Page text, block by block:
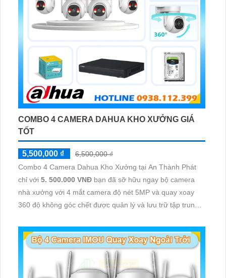
COMBO 4 CAMERA DAHUA KHO XƯỞNG GIÁ
TỐT
5,500,000 ₫
6,500,000 ₫
Combo 4 Camera Dahua Kho Xưởng tại An Thành Phát
chỉ với 5. 500.000 VNĐ bạn đã sỡ hữu ngay bộ camera
nhà xưởng với 4 mắt camera độ nét 5MP và quay xoay
360 độ không góc chết được quản lý và lưu trữ tập trung